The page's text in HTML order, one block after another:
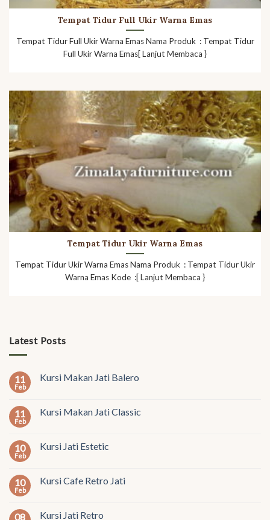
Latest Posts
11
Feb
Kursi Makan Jati Balero
11
Feb
Kursi Makan Jati Classic
10
Feb
Kursi Jati Estetic
10
Feb
Kursi Cafe Retro Jati
08 Kursi Jati Retro
Tempat Tidur Full Ukir Warna Emas
Tempat Tidur Full Ukir Warna Emas Nama Produk : Tempat Tidur
Full Ukir Warna Emas[ Lanjut Membaca }
Tempat Tidur Ukir Warna Emas
Tempat Tidur Ukir Warna Emas Nama Produk : Tempat Tidur Ukir
Warna Emas Kode :[ Lanjut Membaca }